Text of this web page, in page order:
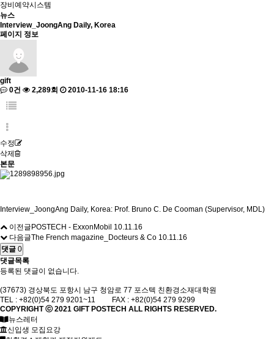
장비예약시스템
뉴스
Interview_JoongAng Daily, Korea
페이지 정보
gift
0건
2,289회 2010-11-16 18:16
수정
삭제
본문
Interview_JoongAng Daily, Korea: Prof. Bruno C. De Cooman (Supervisor, MDL)
이전글 POSTECH - ExxonMobil 10.11.16
다음글The French magazine_Docteurs & Co 10.11.16
댓글 0
댓글목록
등록된 댓글이 없습니다.
(37673) 경상북도 포항시 남구 청암로 77 포스텍 친환경소재대학원
TEL : +82(0)54 279 9201~11 FAX : +82(0)54 279 9299
COPYRIGHT ⓒ 2021 GIFTPOSTECH ALL RIGHTS RESERVED.
뉴스레터
신입생 모집요강